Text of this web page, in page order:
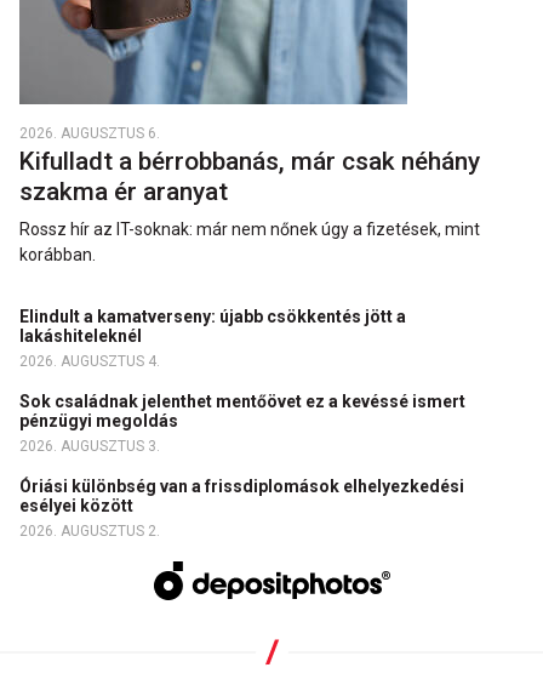
2026. AUGUSZTUS 6.
Kifulladt a bérrobbanás, már csak néhány
szakma ér aranyat
Rossz hír az IT-soknak: már nem nőnek úgy a fizetések, mint
korábban.
Elindult a kamatverseny: újabb csökkentés jött a
lakáshiteleknél
2026. AUGUSZTUS 4.
Sok családnak jelenthet mentőövet ez a kevéssé ismert
pénzügyi megoldás
2026. AUGUSZTUS 3.
Óriási különbség van a frissdiplomások elhelyezkedési
esélyei között
2026. AUGUSZTUS 2.